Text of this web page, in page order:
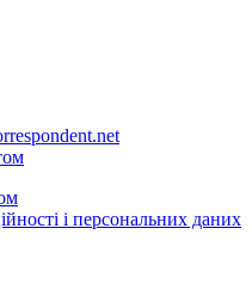
і персональних даних